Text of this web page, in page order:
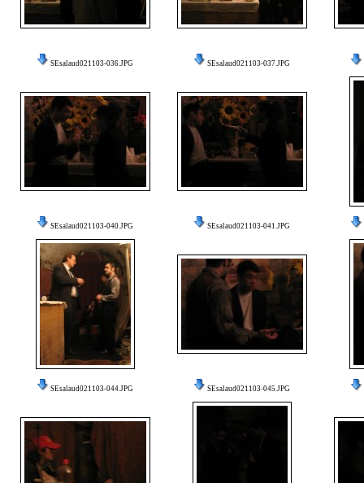
SEsalaud021103-036.JPG SEsalaud021103-037.JPG
SEsalaud021103-040.JPG SEsalaud021103-041.JPG
SEsalaud021103-044.JPG SEsalaud021103-045.JPG